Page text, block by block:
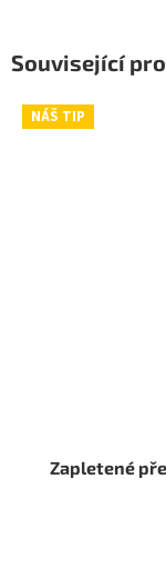
Související
NÁŠ TIP
Zapletené